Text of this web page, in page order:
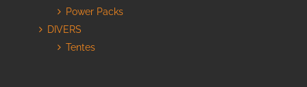
Power Packs
DIVERS
Tentes